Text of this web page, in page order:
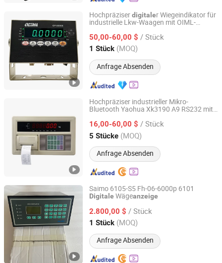
Hochpräziserdigitaler Wiegeindikator für
industrielle Lkw-Waagen mit OIML-
50,00-60,00 $ / Stück
1 Stück (MOQ)
Anfrage Absenden
Ningbo Optima Scale Co., Ltd
Zhejiang, China Seit 2023
Hochpräziser industrieller Mikro-
Bluetooth Yaohua Xk3190 A9 RS232 mit
digitaleAnzeige elektronische
Wäge anzeige
16,00-60,00 $ / Stück
5 Stücke (MOQ)
Anfrage Absenden
SUZHOU YAOGANG ELECTRONIC MATERIAL CO., LTD
Jiangsu, China Seit 2024
Saimo 6105-S5 Fh-06-6000p 6101
Digitale Wägeanzeige
2.800,00 $ / Stück
1 Stück (MOQ)
Anfrage Absenden
Xuzhou Sairuisheng Industrial Automation Technology
Co., Ltd
Jiangsu, China